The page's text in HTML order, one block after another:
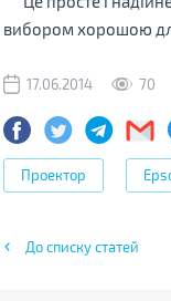
вибором хорошою
17.06.2014 70
Проектор
До списку статей